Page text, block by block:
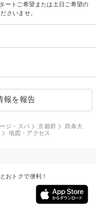
ートご希望または土日ご希望の
さいませ。
報を報告
ジ・スパ 京都府
四条大
地図・アクセス
おトクで便利！